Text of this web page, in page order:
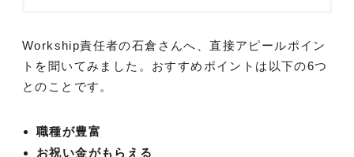
Workship責任者の石倉さんへ、直接アピールポイン
トを聞いてみました。おすすめポイントは以下の6つ
とのことです。
職種が豊富
お祝い金がもらえる